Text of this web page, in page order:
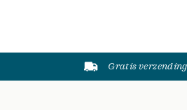
Gratis